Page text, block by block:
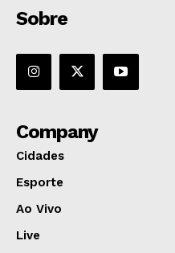
Sobre
Company
Cidades
Esporte
Ao Vivo
Live